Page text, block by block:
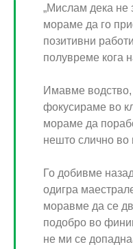
„Мислам дека не
мораме да го
позитивни
полувреме кога
Имавме
фокусираме во
мораме да
нешто слично во
Го добивме
одигра
моравме да се
подобро во
не ми се